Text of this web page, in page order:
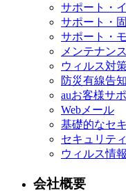
サポート・
サポート・
サポート・
メンテナン
ウィルス対
防災有線告
auお客様サ
Webメール
基礎的なセ
セキュリテ
ウィルス情報
会社概要